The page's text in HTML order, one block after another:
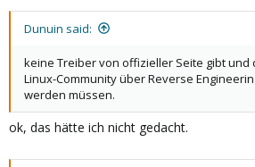
Dunuin said:
keine Treiber von offizieller Seite gibt und
Linux-Community über Reverse
werden müssen.
ok, das hätte ich nicht gedacht.